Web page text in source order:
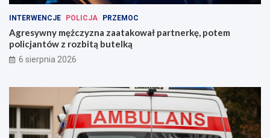
INTERWENCJE POLICJA PRZEMOC
Agresywny mężczyzna zaatakował partnerkę, potem
policjantów z rozbitą butelką
6 sierpnia 2026